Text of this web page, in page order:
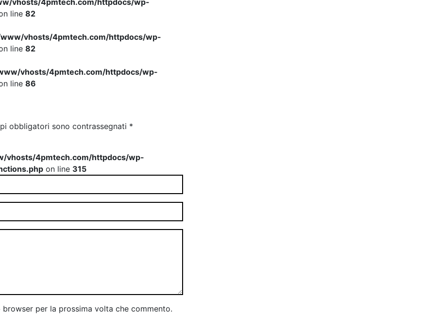
line 82
vhosts/4pmtech.com/httpdocs/wp-
line 82
vhosts/4pmtech.com/httpdocs/wp-
line 86
obbligatori sono contrassegnati *
vhosts/4pmtech.com/httpdocs/wp-
on line 315
per la prossima volta che commento.